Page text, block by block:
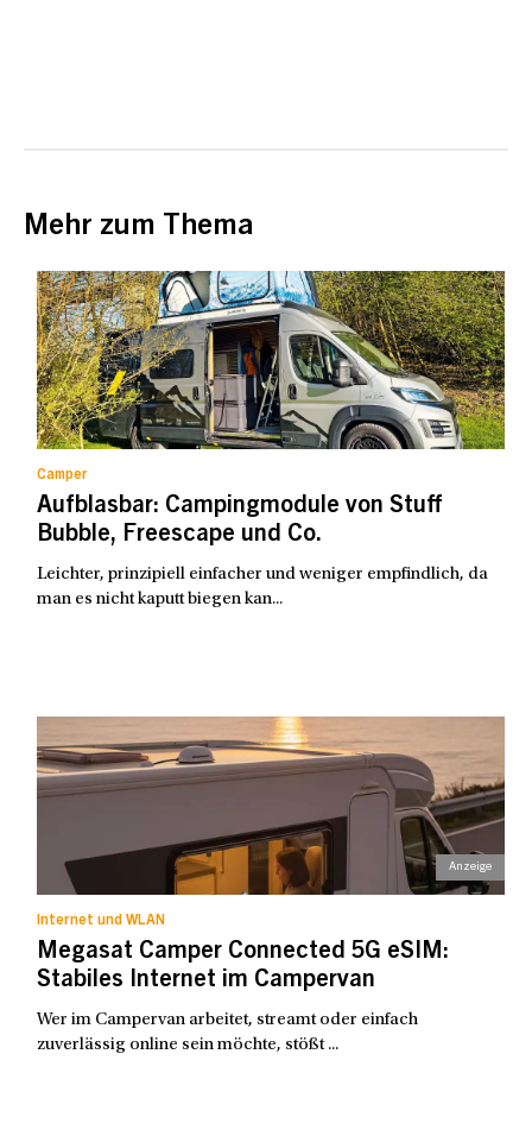
Mehr zum Thema
Camper
Aufblasbar: Campingmodule von Stuff
Bubble, Freescape und Co.
Leichter, prinzipiell einfacher und weniger empfindlich, da
man es nicht kaputt biegen kan...
Internet und WLAN
Megasat Camper Connected 5G eSIM:
Stabiles Internet im Campervan
Wer im Campervan arbeitet, streamt oder einfach
zuverlässig online sein möchte, stößt ...